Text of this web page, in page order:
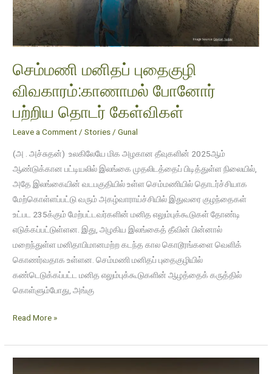
செம்மணி மனிதப் புதைகுழி
விவகாரம்:காணாமல் போனோர்
பற்றிய தொடர் கேள்விகள்
Leave a Comment/Stories/Gunal
(அ . அச்சுதன்) உலகிலேயே மிக அழகான தீவுகளின் 2025ஆம்
ஆண்டுக்கான பட்டியலில் இலங்கை முதலிடத்தைப் பிடித்துள்ள நிலையில்,
அதே இலங்கையின் வடபகுதியில் உள்ள செம்மணியில் தொடர்ச்சியாக
மேற்கொள்ளப்பட்டு வரும் அகழ்வாராய்ச்சியில் இதுவரை குழந்தைகள்
உட்பட 235க்கும் மேற்பட்டவர்களின் மனித எலும்புக்கூடுகள் தோண்டி
எடுக்கப்பட்டுள்ளன. இது, அழகிய இலங்கைத் தீவின் பின்னால்
மறைந்துள்ள மனிதாபிமானமற்ற கடந்த கால கொடூரங்களை வெளிக்
கொணர்வதாக உள்ளன. செம்மணி மனிதப் புதைகுழியில்
கண்டெடுக்கப்பட்ட மனித எலும்புக்கூடுகளின் ஆழத்தைக் கருத்தில்
கொள்ளும்போது, அங்கு
தொடர்
கேள்விகள்
Read More »